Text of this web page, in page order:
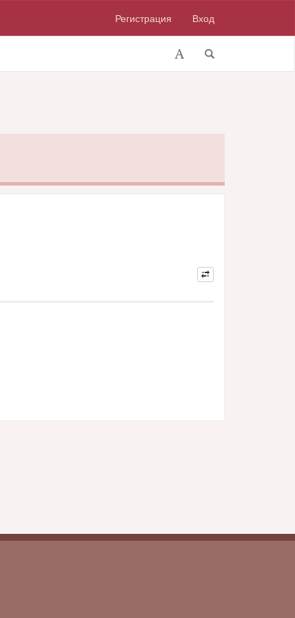
Регистрация Вход